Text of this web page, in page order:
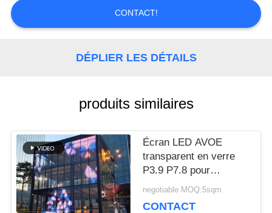
LA
CONTACTER
NOUVELLES
LES
CONTACT!
DÉPLIER LES DÉTAILS
produits similaires
Écran LED AVOE
transparent en verre
P3.9 P7.8 pour
extérieur, pour centre
negotiable MOQ:5sqm
CONTACT